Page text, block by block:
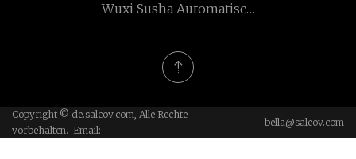
Wuxi Susha Automatisch
Copyright © de.salcov.com, Alle Rechte
vorbehalten. Email:
bella@salcov.com